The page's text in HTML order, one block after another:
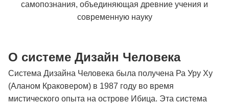
самопознания, объединяющая древние учения и
современную науку
О системе Дизайн Человека
Система Дизайна Человека была получена Ра Уру Ху
(Аланом Краковером) в 1987 году во время
мистического опыта на острове Ибица. Эта система